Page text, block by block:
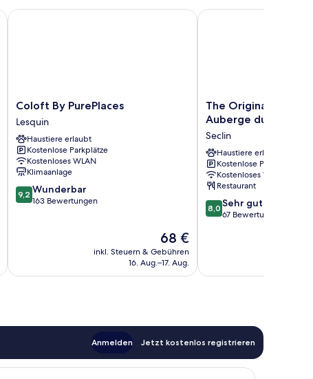
Coloft
By
PurePlaces
Lesquin
Coloft By PurePlaces
Lesquin
Haustiere erlaubt
Kostenlose Parkplätze
Kostenloses WLAN
Klimaanlage
9.2
von
9,2 Wunderbar
163 Bewertungen
Der
Preis
beträgt
68 €
inkl. Steuern & Gebühren
16. Aug.–17. Aug.
Coloft By PurePlaces
The
Originals
Boutique,
Hôtel
Auberge
du
Forgeron,
Lille
Sud
Seclin
The Originals
Auberge du
Seclin
Haustiere erlaubt
Kostenlose Parkplätze
Kostenloses WLAN
Restaurant
8.0
von
Bewertungen
8,0 Sehr gut
67 Bewertungen
The Originals
Anmelden Jetzt kostenlos registrieren